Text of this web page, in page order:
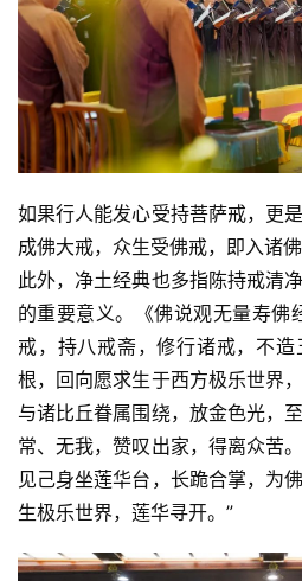
如果行人能发心受持菩萨戒，更
成佛大戒，众生受佛戒，即入诸佛
此外，净土经典也多指陈持戒清
的重要意义。《佛说观无量寿佛
戒，持八戒斋，修行诸戒，不
根，回向愿求生于西方极乐世界
与诸比丘眷属围绕，放金色光，
常、无我，赞叹出家，得离众苦
见己身坐莲华台，长跪合掌，为
生极乐世界，莲华寻开。”